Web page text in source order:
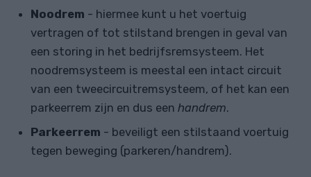
Noodrem - hiermee kunt u het voertuig
vertragen of tot stilstand brengen in geval van
een storing in het bedrijfsremsysteem. Het
noodremsysteem is meestal een intact circuit
van een tweecircuitremsysteem, of het kan een
parkeerrem zijn en dus een handrem.
Parkeerrem - beveiligt een stilstaand voertuig
tegen beweging (parkeren/handrem).